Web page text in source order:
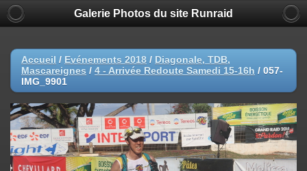
Galerie Photos du site Runraid
Accueil / Evénements 2018 / Diagonale, TDB,
Mascareignes / 4 - Arrivée Redoute Samedi 15-16h / 057-
IMG_9901